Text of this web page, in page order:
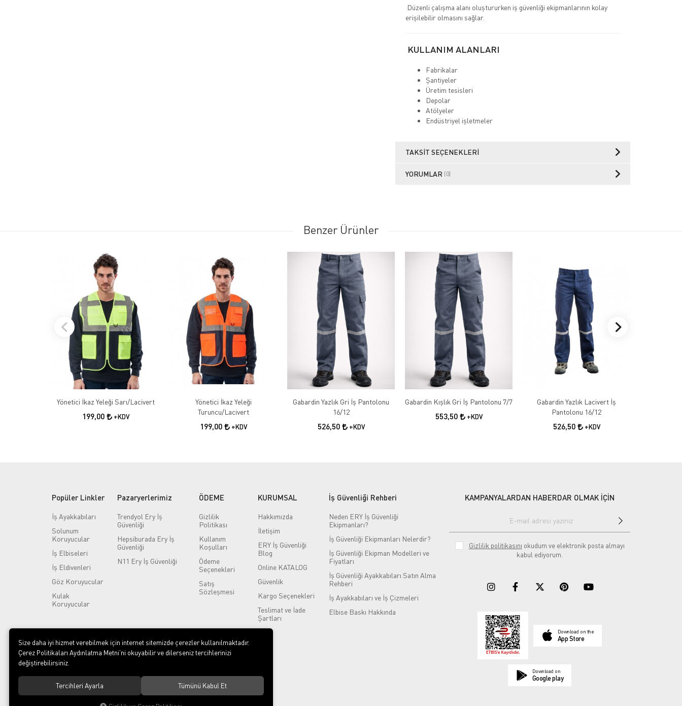
Düzenli çalışma alanı oluştururken iş güvenliği ekipmanlarının kolay
erişilebilir olmasını sağlar.
KULLANIM ALANLARI
Fabrikalar
Şantiyeler
Üretim tesisleri
Depolar
Atölyeler
Endüstriyel işletmeler
TAKSIT SEÇENEKLERI
YORUMLAR (0)
Benzer Ürünler
Yönetici İkaz Yeleği Sarı/Lacivert
199,00 +KDV
Yönetici İkaz Yeleği
Turuncu/Lacivert
199,00 +KDV
Gabardin Yazlık Gri İş Pantolonu
16/12
526,50 +KDV
Gabardin Kışlık Gri İş Pantolonu 7/7
553,50 +KDV
Gabardin Yazlık Lacivert İş
Pantolonu 16/12
526,50 +KDV
Popüler Linkler
İş Ayakkabıları
Solunum
Koruyucular
İş Elbiseleri
İş Eldivenleri
Göz Koruyucular
Kulak
Koruyucular
Pazaryerlerimiz
Trendyol Ery İş
Güvenliği
Hepsiburada Ery İş
Güvenliği
N11 Ery İş Güvenliği
ÖDEME
Gizlilik
Politikası
Kullanım
Koşulları
Ödeme
Seçenekleri
Satış
Sözleşmesi
KURUMSAL
Hakkımızda
İletişim
ERY İş Güvenliği
Blog
Online KATALOG
Güvenlik
Kargo Seçenekleri
Teslimat ve İade
Şartları
İş Güvenliği Rehberi
Neden ERY İş Güvenliği
Ekipmanları?
İş Güvenliği Ekipmanları Nelerdir?
İş Güvenliği Ekipman Modelleri ve
Fiyatları
İş Güvenliği Ayakkabıları Satın Alma
Rehberi
İş Ayakkabıları ve İş Çizmeleri
Elbise Baskı Hakkında
KAMPANYALARDAN HABERDAR OLMAK İÇİN
Gizlilik politikasını okudum ve elektronik posta almayı
kabul ediyorum.
Download on the
App Store
Download on
Google play
Size daha iyi hizmet verebilmek için internet sitemizde çerezler kullanılmaktadır.
Çerez Politikaları Aydınlatma Metni’ni okuyabilir ve dilerseniz tercihlerinizi
değiştirebilirsiniz.
Tercihleri Ayarla Tümünü Kabul Et